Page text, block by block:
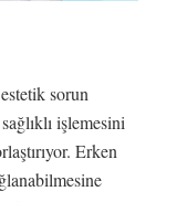
sorun
işlemesini
Erken